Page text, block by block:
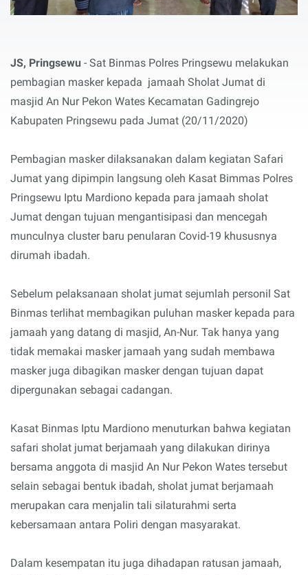
JS, Pringsewu - Sat Binmas Polres Pringsewu melakukan
pembagian masker kepada jamaah Sholat Jumat di
masjid An Nur Pekon Wates Kecamatan Gadingrejo
Kabupaten Pringsewu pada Jumat (20/11/2020)
Pembagian masker dilaksanakan dalam kegiatan Safari
Jumat yang dipimpin langsung oleh Kasat Bimmas Polres
Pringsewu Iptu Mardiono kepada para jamaah sholat
Jumat dengan tujuan mengantisipasi dan mencegah
munculnya cluster baru penularan Covid-19 khususnya
dirumah ibadah.
Sebelum pelaksanaan sholat jumat sejumlah personil Sat
Binmas terlihat membagikan puluhan masker kepada para
jamaah yang datang di masjid, An-Nur. Tak hanya yang
tidak memakai masker jamaah yang sudah membawa
masker juga dibagikan masker dengan tujuan dapat
dipergunakan sebagai cadangan.
Kasat Binmas Iptu Mardiono menuturkan bahwa kegiatan
safari sholat jumat berjamaah yang dilakukan dirinya
bersama anggota di masjid An Nur Pekon Wates tersebut
selain sebagai bentuk ibadah, sholat jumat berjamaah
merupakan cara menjalin tali silaturahmi serta
kebersamaan antara Poliri dengan masyarakat.
Dalam kesempatan itu juga dihadapan ratusan jamaah,